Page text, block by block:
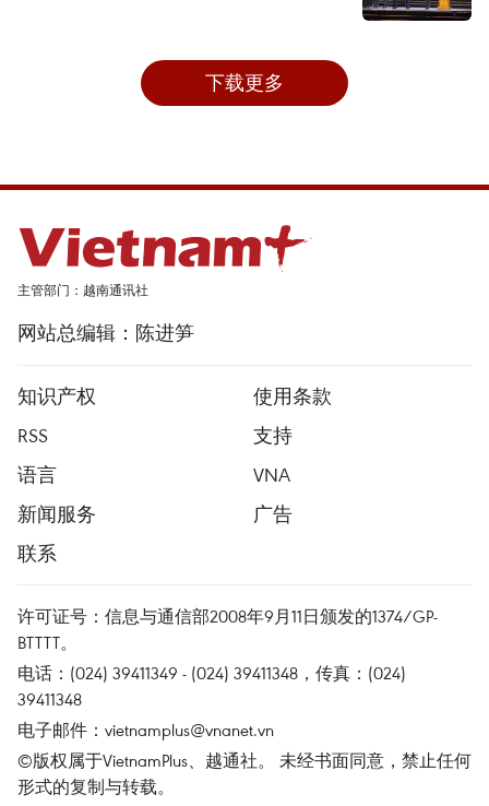
下载更多
主管部门：越南通讯社
网站总编辑：陈进笋
知识产权
使用条款
RSS
支持
语言
VNA
新闻服务
广告
联系
许可证号：信息与通信部2008年9月11日颁发的1374/GP-
BTTTT。
电话：(024) 39411349 - (024) 39411348，传真：(024)
39411348
电子邮件： vietnamplus@vnanet.vn
©版权属于VietnamPlus、越通社。 未经书面同意，禁止任何
形式的复制与转载。